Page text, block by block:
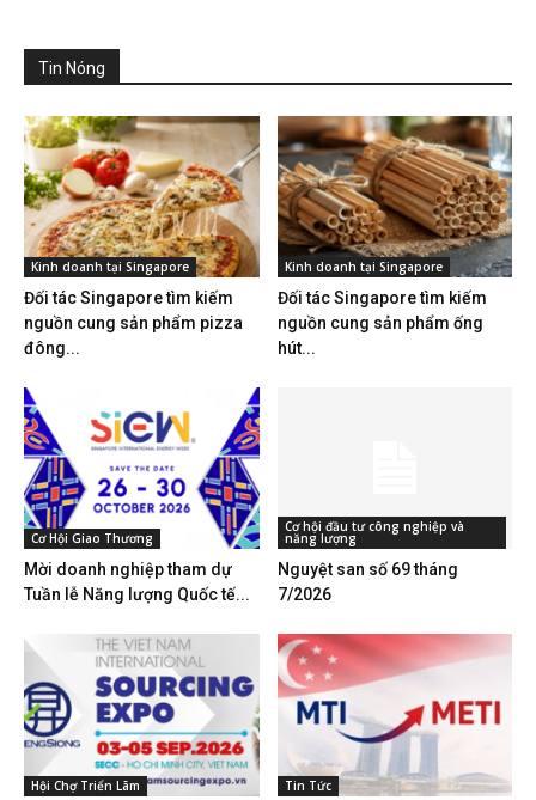
Tin Nóng
Kinh doanh tại Singapore
Đối tác Singapore tìm kiếm
nguồn cung sản phẩm pizza
đông...
Kinh doanh tại Singapore
Đối tác Singapore tìm kiếm
nguồn cung sản phẩm ống
hút...
Cơ Hội Giao Thương
Mời doanh nghiệp tham dự
Tuần lễ Năng lượng Quốc tế...
Cơ hội đầu tư công nghiệp và
năng lượng
Nguyệt san số 69 tháng
7/2026
Hội Chợ Triển Lãm Tin Tức